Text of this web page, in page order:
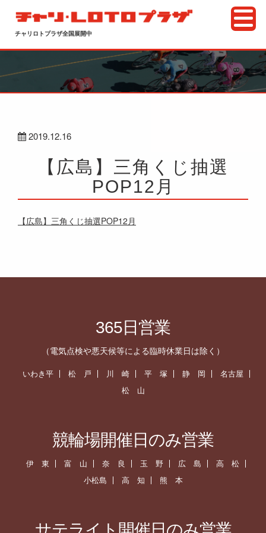
チャリロトプラザ全国展開中
2019.12.16
【広島】三角くじ抽選
POP12月
【広島】三角くじ抽選POP12月
365日営業
（電気点検や悪天候等による臨時休業日は除く）
いわき平 松 戸 川 崎 平 塚 静 岡
名古屋
松 山
競輪場開催日のみ営業
伊 東 富 山 奈 良 玉 野 広 島
高 松
小松島
高 知 熊 本